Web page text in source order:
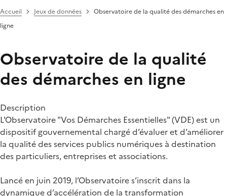
Accueil Jeux de données
Observatoire de la qualité des démarches en
ligne
Observatoire de la qualité
des démarches en ligne
Description
L'Observatoire "Vos Démarches Essentielles" (VDE) est un
dispositif gouvernemental chargé d’évaluer et d’améliorer
la qualité des services publics numériques à destination
des particuliers, entreprises et associations.
Lancé en juin 2019, l’Observatoire s’inscrit dans la
dynamique d’accélération de la transformation